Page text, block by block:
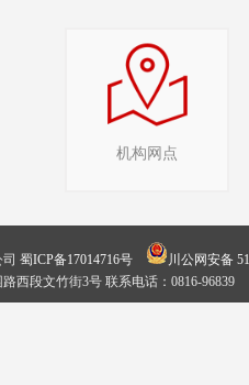
机构网点
蜀ICP备17014716号
川公网安备
西段文竹街3号 联系电话：0816-96839